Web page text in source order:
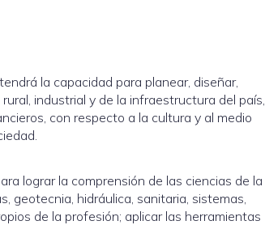
la capacidad para planear, diseñar,
industrial y de la infraestructura del país,
con respecto a la cultura y al medio
lograr la comprensión de las ciencias de la
geotecnia, hidráulica, sanitaria, sistemas,
de la profesión; aplicar las herramientas